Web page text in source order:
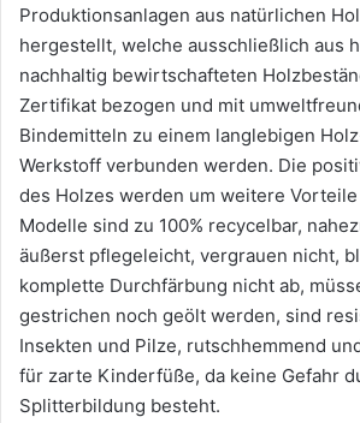
Produktionsanlagen aus natürlichen
hergestellt, welche ausschließlich aus
nachhaltig bewirtschafteten
Zertifikat bezogen und mit
Bindemitteln zu einem langlebigen
Werkstoff verbunden werden. Die
des Holzes werden um weitere
Modelle sind zu 100% recycelbar,
äußerst pflegeleicht, vergrauen nicht,
komplette Durchfärbung nicht ab,
gestrichen noch geölt werden, sind
Insekten und Pilze, rutschhemmend
für zarte Kinderfüße, da keine Gefahr
Splitterbildung besteht.